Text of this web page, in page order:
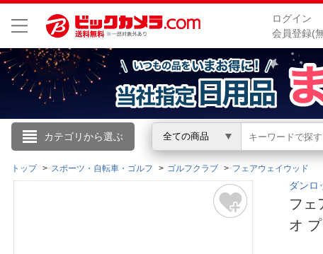
ログイン
会員登録(
カテゴリから選ぶ 全ての商品
こんにちは
ログイン
トップ スポーツ・自転車・ゴルフ ゴルフクラブ フェアウェイウッド
ダンロ
フェ
オ